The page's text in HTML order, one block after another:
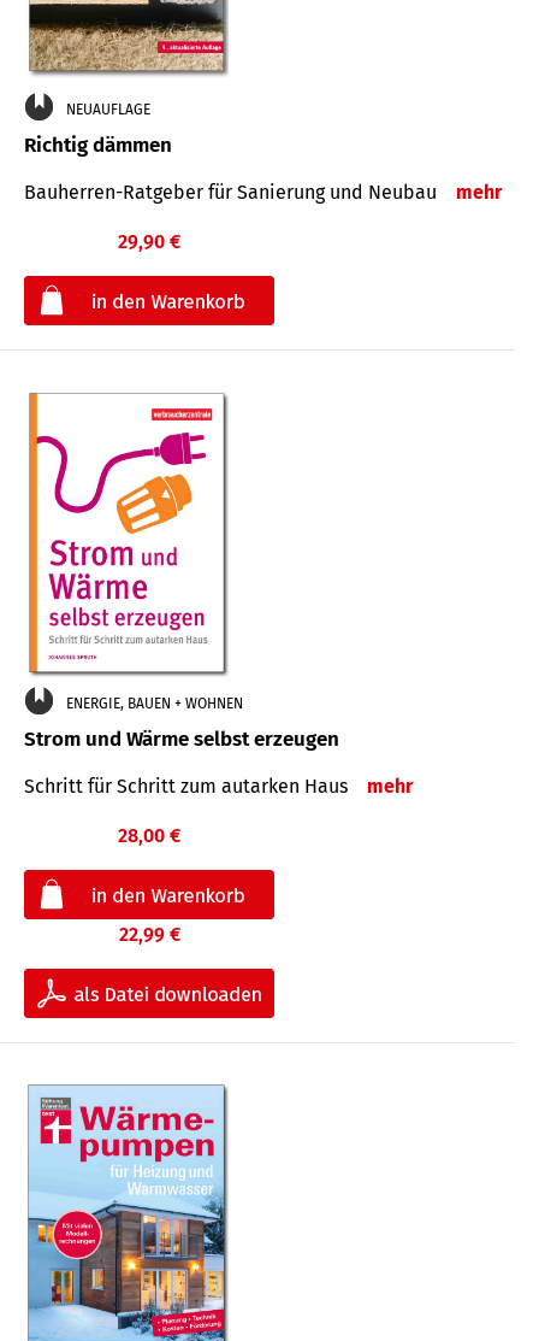
NEUAUFLAGE
Richtig dämmen
Bauherren-Ratgeber für Sanierung und Neubau mehr
29,90 €
ENERGIE, BAUEN + WOHNEN
Strom und Wärme selbst erzeugen
Schritt für Schritt zum autarken Haus mehr
28,00 €
22,99 €